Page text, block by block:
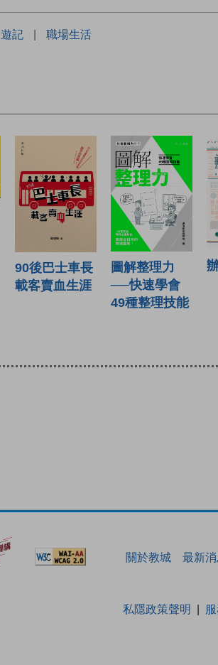
遊記 | 職場生活
90後巴士車長
載客賣血生涯
圖解整理力
──快速學會
49種整理技能
關於教城 最新
私隱政策聲明